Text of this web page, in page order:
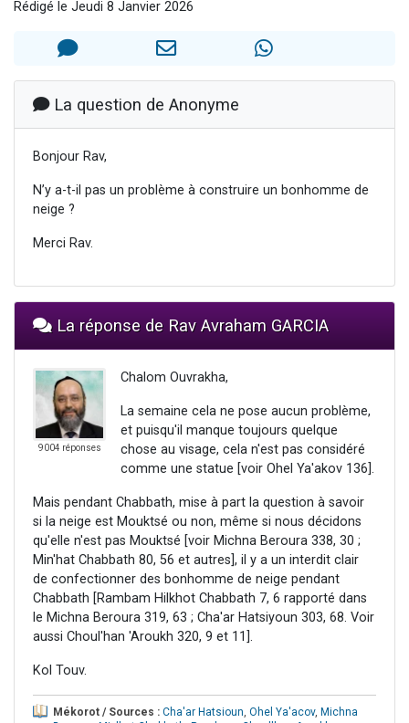
Ariel vient de donner son Maasser
Il reste 49 places pour étudier en groupe sur Zoom
6 personnes viennent de faire un don pour 5 enfants déjà orphelins risquent de perdre leur maman
3 personnes viennent de nous rejoindre sur WhatsApp
Rédigé le Jeudi 8 Janvier 2026
La question de Anonyme
Bonjour Rav,
N’y a-t-il pas un problème à construire un bonhomme de
neige ?
Merci Rav.
La réponse de Rav Avraham GARCIA
9004 réponses
Chalom Ouvrakha,
La semaine cela ne pose aucun problème,
et puisqu'il manque toujours quelque
chose au visage, cela n'est pas considéré
comme une statue [voir Ohel Ya'akov 136].
Mais pendant Chabbath, mise à part la question à savoir
si la neige est Mouktsé ou non, même si nous décidons
qu'elle n'est pas Mouktsé [voir Michna Beroura 338, 30 ;
Min'hat Chabbath 80, 56 et autres], il y a un interdit clair
de confectionner des bonhomme de neige pendant
Chabbath [Rambam Hilkhot Chabbath 7, 6 rapporté dans
le Michna Beroura 319, 63 ; Cha'ar Hatsiyoun 303, 68. Voir
aussi Choul'han 'Aroukh 320, 9 et 11].
Kol Touv.
Mékorot / Sources : Cha'ar Hatsioun, Ohel Ya'acov, Michna